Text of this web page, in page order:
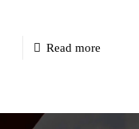
Read more